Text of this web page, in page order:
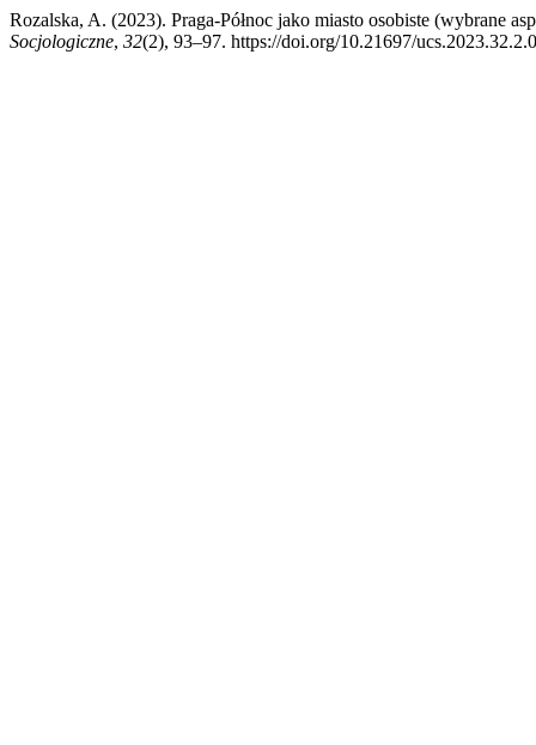
Rozalska, A. (2023). Praga-Północ jako miasto osobiste (wybrane
Socjologiczne, 32(2), 93–97. https://doi.org/10.21697/